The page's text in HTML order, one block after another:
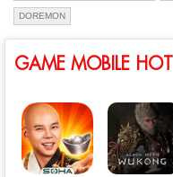
DOREMON
GAME MOBILE HOT